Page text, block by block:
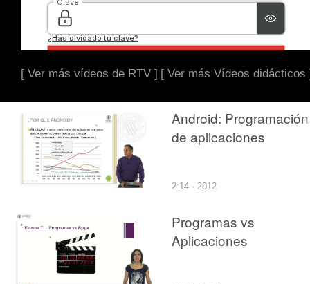
[ Ver más vídeos de RTV ] [ Ver más Vídeos didácticos
Android: Programación
de aplicaciones
2:14 · 2012
Programas vs
Aplicaciones